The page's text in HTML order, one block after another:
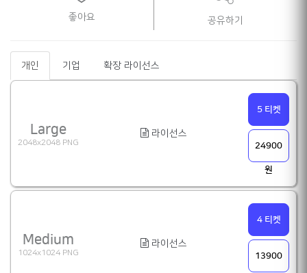
좋아요 공유하기
개인 기업 확장 라이선스
Large
2048x2048 PNG
라이선스
5 티켓
24900
원
Medium
1024x1024 PNG
라이선스
4 티켓
13900